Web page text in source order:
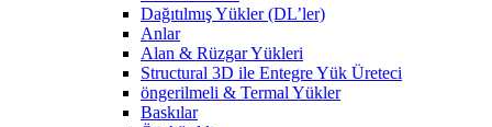
Dağıtılmış Yükler (DL’ler)
Anlar
Alan & Rüzgar Yükleri
Structural 3D ile Entegre Yük Üreteci
öngerilmeli & Termal Yükler
Baskılar